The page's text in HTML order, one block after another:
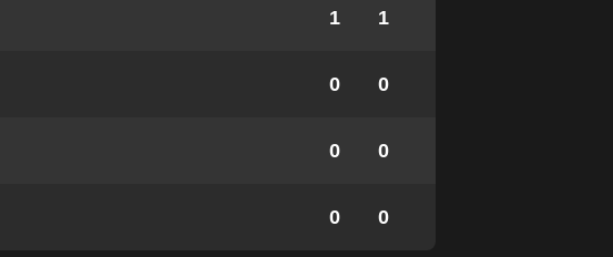
1 1
0 0
0 0
0 0